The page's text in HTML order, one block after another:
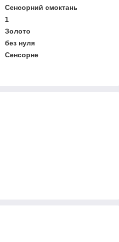
Сенсорний смоктань
1
Золото
без нуля
Сенсорне